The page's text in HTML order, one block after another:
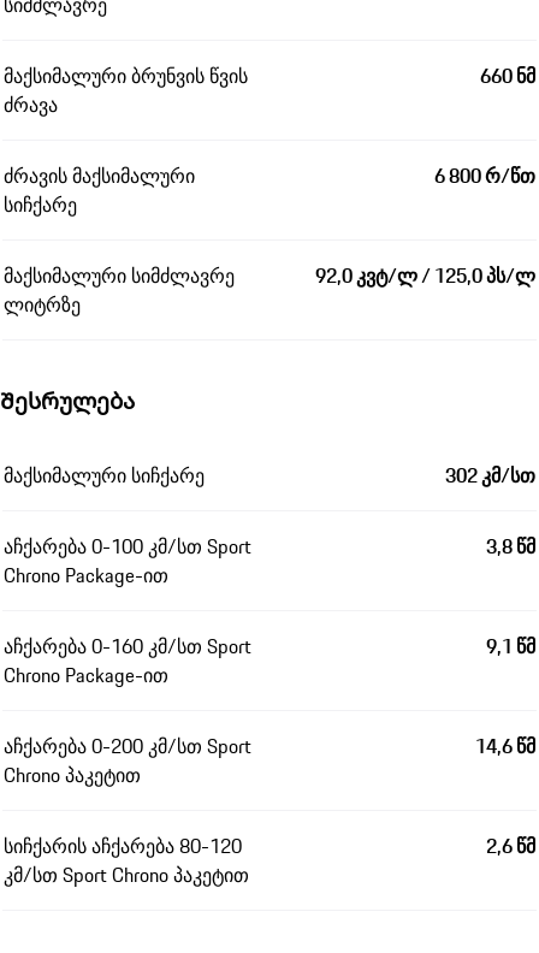
მაქსიმალური ბრუნვის წვის
ძრავა
660 ნმ
ძრავის მაქსიმალური
სიჩქარე
6 800 რ/წთ
მაქსიმალური სიმძლავრე
ლიტრზე
92,0 კვტ/ლ / 125,0 პს/ლ
Შესრულება
მაქსიმალური სიჩქარე 302 კმ/სთ
აჩქარება 0-100 კმ/სთ Sport
Chrono Package-ით
3,8 წმ
აჩქარება 0-160 კმ/სთ Sport
Chrono Package-ით
9,1 წმ
აჩქარება 0-200 კმ/სთ Sport
Chrono პაკეტით
14,6 წმ
სიჩქარის აჩქარება 80-120
კმ/სთ Sport Chrono პაკეტით
2,6 წმ